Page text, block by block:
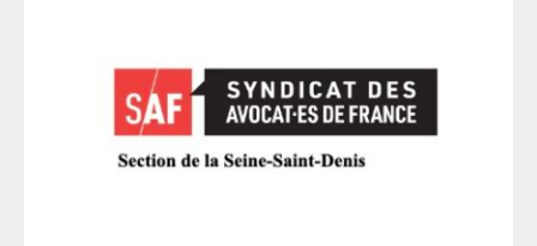
en évidence des violations graves des droits les plus
élémentaires. Saisi par le SAF Paris et la LDH, avec
l’intervention volontaire de l’association Avocats
Droits et Psychiatrie, le tribunal administratif de Paris